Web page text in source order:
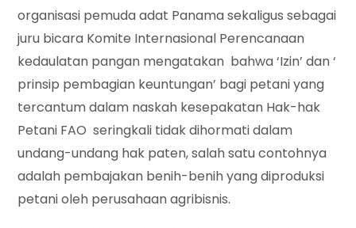
organisasi pemuda adat Panama sekaligus sebagai
juru bicara Komite Internasional Perencanaan
kedaulatan pangan mengatakan bahwa ‘Izin’ dan ‘
prinsip pembagian keuntungan’ bagi petani yang
tercantum dalam naskah kesepakatan Hak-hak
Petani FAO seringkali tidak dihormati dalam
undang-undang hak paten, salah satu contohnya
adalah pembajakan benih-benih yang diproduksi
petani oleh perusahaan agribisnis.